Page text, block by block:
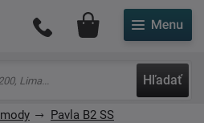
Hľadať
Môj účet
Pavla B2 SS